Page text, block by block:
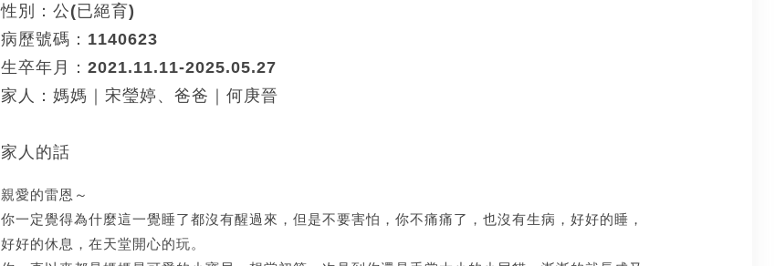
性別：公(已絕育)
病歷號碼：1140623
生卒年月：2021.11.11-2025.05.27
家人：媽媽｜宋瑩婷、爸爸｜何庚晉
家人的話
親愛的雷恩～
你一定覺得為什麼這一覺睡了都沒有醒過來，但是不要害怕，你不痛痛了，也沒有生病，好好的睡，
好好的休息，在天堂開心的玩。